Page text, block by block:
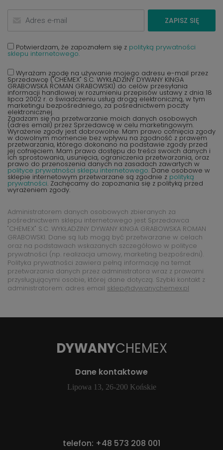
ZAPISZ SIĘ
Potwierdzam, że zapoznałem się z polityką prywatności
sklepu internetowego.
Wyrażam zgodę na używanie mojego adresu e-mail przez
Sprzedawcę ("CHEMEX" S.C. WYKŁADZINY DYWANY KINGA
GRABOWSKA ROMAN GRABOWSKI) do celów przesyłania
informacji handlowej w rozumieniu przepisów ustawy z dnia 18
lipca 2002 r. o świadczeniu usług drogą elektroniczną, w tym
marketingu bezpośredniego, za pośrednictwem poczty
elektronicznej.
Zgadzam się na przetwarzanie moich danych osobowych
(adres email) przez Sprzedawcę w celu marketingowym.
Wyrażenie zgody jest dobrowolne. Mam prawo cofnięcia zgody
w dowolnym momencie bez wpływu na zgodność z prawem
przetwarzania, którego dokonano na podstawie zgody przed
jej cofnięciem. Mam prawo dostępu do treści swoich danych i
ich sprostowania, usunięcia, ograniczenia przetwarzania, oraz
prawo do przenoszenia danych na zasadach zawartych w
polityce prywatności sklepu internetowego. Dane osobowe w
sklepie internetowym przetwarzane są zgodnie z polityką
prywatności. Zachęcamy do zapoznania się z polityką przed
wyrażeniem zgody.
Administratorem danych osobowych zbieranych za
pośrednictwem sklepu internetowego jest Sprzedawca
"CHEMEX" S.C. WYKŁADZINY DYWANY KINGA GRABOWSKA ROMAN
GRABOWSKI. Dane są lub mogą być przetwarzane w celach
oraz na podstawach wskazanych szczegółowo w polityce
prywatności (np. realizacja umowy, marketing bezpośredni).
Polityka prywatności zawiera pełną informację na temat
przetwarzania danych przez administratora wraz z prawami
przysługującymi osobie, której dane dotyczą. Szybki kontakt z
administratorem: adres email sklep@dywanychemex.pl
DYWANYCHEMEX
Dane kontaktowe
Lipowa 13, 26-200 Końskie
telefon: +48 573 208 001